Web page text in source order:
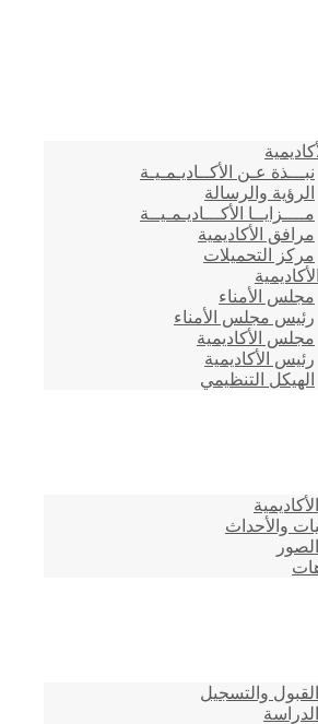
نبـــذة عـن الأكــاديـمـيـة
الرؤية والرسالة
مــــزايــا الأكـــاديـمـيــة
مرافق الأكاديمية
مركز التحميلات
مجلس الأمناء
رئيس مجلس الأمناء
مجلس الأكاديمية
رئيس الأكاديمية
الهيكل التنظيمي
والأحداث
والتسجيل